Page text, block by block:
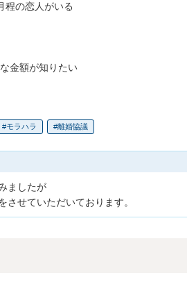
程の恋人がいる
金額が知りたい
モラハラ 離婚協議
ましたが
せていただいております。